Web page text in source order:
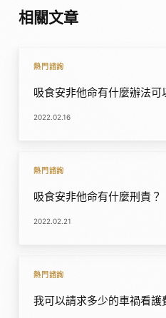
相關文章
熱門諮詢
吸食安非他命有什麼辦法可
2022.02.16
熱門諮詢
吸食安非他命有什麼刑責？
2022.02.21
熱門諮詢
我可以請求多少的車禍看護